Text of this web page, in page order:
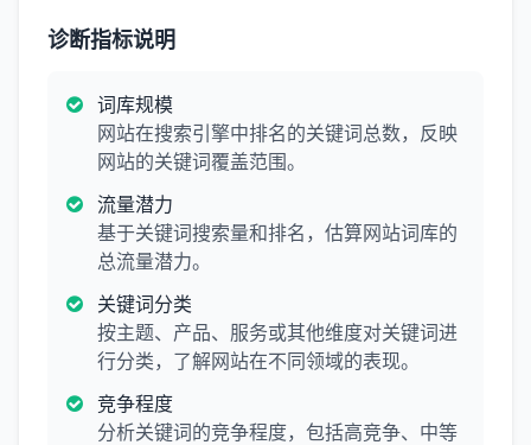
诊断指标说明
词库规模
网站在搜索引擎中排名的关键词总数，反映
网站的关键词覆盖范围。
流量潜力
基于关键词搜索量和排名，估算网站词库的
总流量潜力。
关键词分类
按主题、产品、服务或其他维度对关键词进
行分类，了解网站在不同领域的表现。
竞争程度
分析关键词的竞争程度，包括高竞争、中等